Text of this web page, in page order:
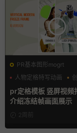
PR基本图形mogrt
人物定格特写动画
动态海报
pr定格模板 竖屏视频
介绍冻结帧画面展示
2周前